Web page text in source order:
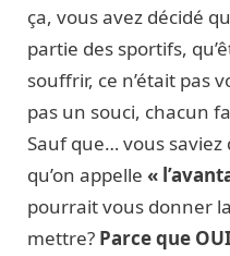
ça, vous avez décidé
partie des sportifs,
souffrir, ce n’était pas
pas un souci, chacun
Sauf que… vous saviez
qu’on appelle «
pourrait vous donner
mettre? Parce que